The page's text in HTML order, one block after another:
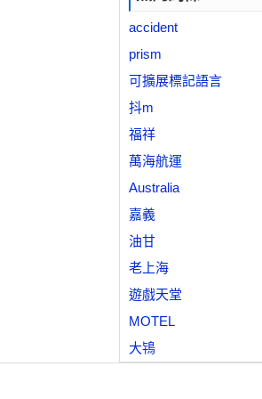
accident
prism
可擴展標記語言
抖m
福祥
萬海航運
Australia
嘉義
油甘
老上海
遊戲天堂
MOTEL
大鴇